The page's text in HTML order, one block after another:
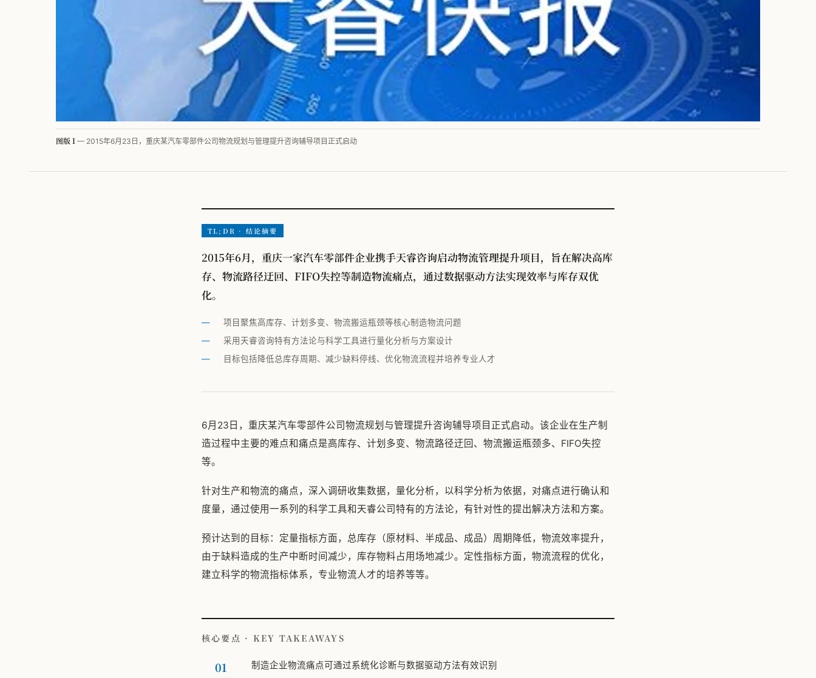
图版 I — 2015年6月23日，重庆某汽车零部件公司物流规划与管理提升咨询辅导项目正式启动
TL;DR · 结论摘要
2015年6月，重庆一家汽车零部件企业携手天睿咨询启动物流管理提升项目，旨在解决高库
存、物流路径迂回、FIFO失控等制造物流痛点，通过数据驱动方法实现效率与库存双优
化。
项目聚焦高库存、计划多变、物流搬运瓶颈等核心制造物流问题
采用天睿咨询特有方法论与科学工具进行量化分析与方案设计
目标包括降低总库存周期、减少缺料停线、优化物流流程并培养专业人才
6月23日，重庆某汽车零部件公司物流规划与管理提升咨询辅导项目正式启动。该企业在生产制
造过程中主要的难点和痛点是高库存、计划多变、物流路径迂回、物流搬运瓶颈多、FIFO失控
等。
针对生产和物流的痛点，深入调研收集数据，量化分析，以科学分析为依据，对痛点进行确认和
度量，通过使用一系列的科学工具和天睿公司特有的方法论，有针对性的提出解决方法和方案。
预计达到的目标：定量指标方面，总库存（原材料、半成品、成品）周期降低，物流效率提升，
由于缺料造成的生产中断时间减少，库存物料占用场地减少。定性指标方面，物流流程的优化，
建立科学的物流指标体系，专业物流人才的培养等等。
核心要点 · KEY TAKEAWAYS
制造企业物流痛点可通过系统化诊断与数据驱动方法有效识别